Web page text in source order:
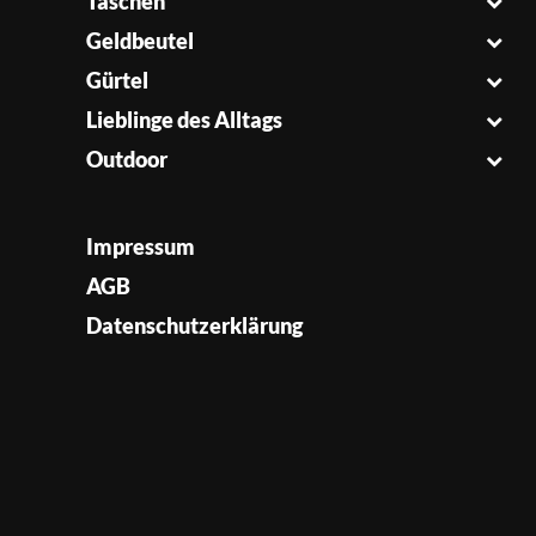
Geldbeutel
Gürtel
Lieblinge des Alltags
Outdoor
Impressum
AGB
Datenschutzerklärung